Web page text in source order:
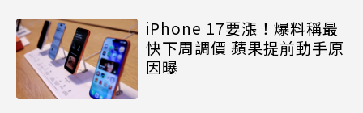
iPhone 17要漲！爆料稱最
快下周調價 蘋果提前動手原
因曝